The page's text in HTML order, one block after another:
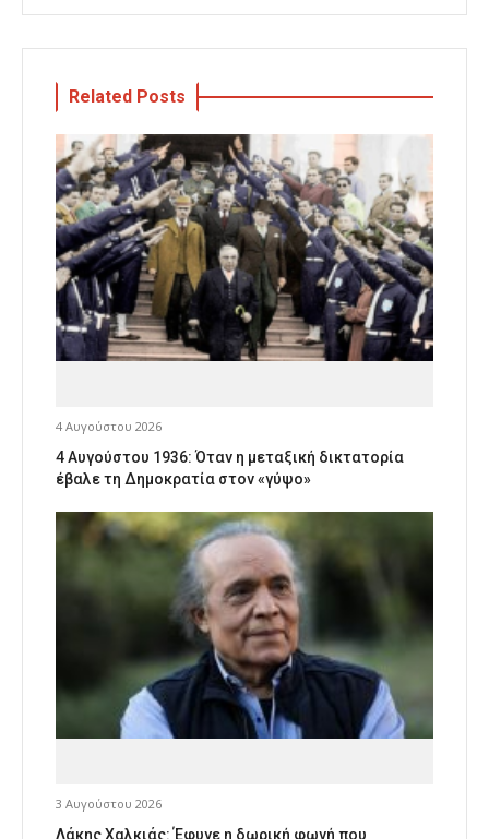
Related Posts
4 Αυγούστου 2026
4 Αυγούστου 1936: Όταν η μεταξική δικτατορία
έβαλε τη Δημοκρατία στον «γύψο»
3 Αυγούστου 2026
Λάκης Χαλκιάς: Έφυγε η δωρική φωνή που